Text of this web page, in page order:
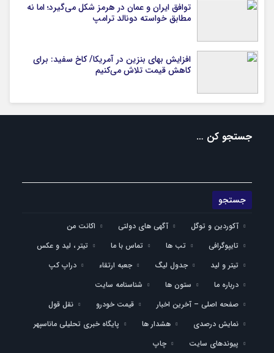
توافق ایران و عمان در هرمز شکل می‌گیرد؛ اما نه
مطابق خواسته دونالد ترامپ
افزایش بهای بنزین در آمریکا/ کاخ سفید: برای
کاهش قیمت تلاش می‌کنیم
جستجو کن …
آکوردین و توگل آگهی های دولتی
اکانت من
تایپوگرافی
تب ها تماس با ما
تیتر ، لید و عکس
تیتر و لید
جدول لیگ جعبه ارتقاء
دراپ کپ
درباره ما
ستون ها
شناسنامه سایت
صفحه اصلی – آخرین اخبار
قیمت خودرو
نقل قول
نمایش درصدی
هشدار ها
پایگاه خبری تحلیلی ماناسپهر
پیوندهای سایت
چاپ